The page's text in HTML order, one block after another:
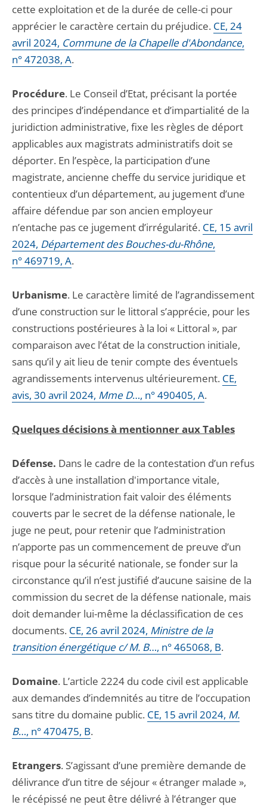
cette exploitation et de la durée de celle-ci pour
apprécier le caractère certain du préjudice. CE, 24
avril 2024, Commune de la Chapelle d'Abondance,
n° 472038, A.
Procédure. Le Conseil d’Etat, précisant la portée
des principes d’indépendance et d’impartialité de la
juridiction administrative, fixe les règles de déport
applicables aux magistrats administratifs doit se
déporter. En l’espèce, la participation d’une
magistrate, ancienne cheffe du service juridique et
contentieux d’un département, au jugement d’une
affaire défendue par son ancien employeur
n’entache pas ce jugement d’irrégularité. CE, 15 avril
2024, Département des Bouches-du-Rhône,
n° 469719, A.
Urbanisme. Le caractère limité de l’agrandissement
d’une construction sur le littoral s’apprécie, pour les
constructions postérieures à la loi « Littoral », par
comparaison avec l’état de la construction initiale,
sans qu’il y ait lieu de tenir compte des éventuels
agrandissements intervenus ultérieurement. CE,
avis, 30 avril 2024, Mme D…, n° 490405, A.
Quelques décisions à mentionner aux Tables
Défense. Dans le cadre de la contestation d’un refus
d’accès à une installation d'importance vitale,
lorsque l’administration fait valoir des éléments
couverts par le secret de la défense nationale, le
juge ne peut, pour retenir que l’administration
n’apporte pas un commencement de preuve d’un
risque pour la sécurité nationale, se fonder sur la
circonstance qu’il n’est justifié d’aucune saisine de la
commission du secret de la défense nationale, mais
doit demander lui-même la déclassification de ces
documents. CE, 26 avril 2024, Ministre de la
transition énergétique c/ M. B…, n° 465068, B.
Domaine. L’article 2224 du code civil est applicable
aux demandes d’indemnités au titre de l’occupation
sans titre du domaine public. CE, 15 avril 2024, M.
B…, n° 470475, B.
Etrangers. S’agissant d’une première demande de
délivrance d’un titre de séjour « étranger malade »,
le récépissé ne peut être délivré à l’étranger que